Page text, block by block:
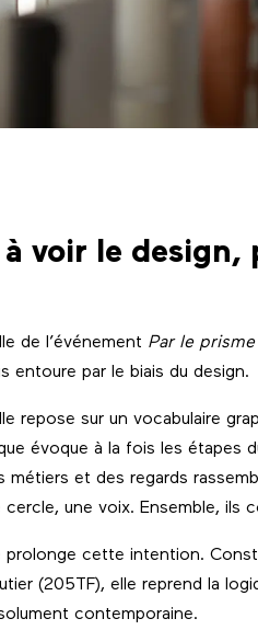
voir le
de l’événement Par le
entoure par le biais du design.
repose sur un vocabulaire
évoque à la fois les
métiers et des regards
cercle, une voix. Ensemble, ils
prolonge cette intention.
(205TF), elle reprend la
contemporaine.